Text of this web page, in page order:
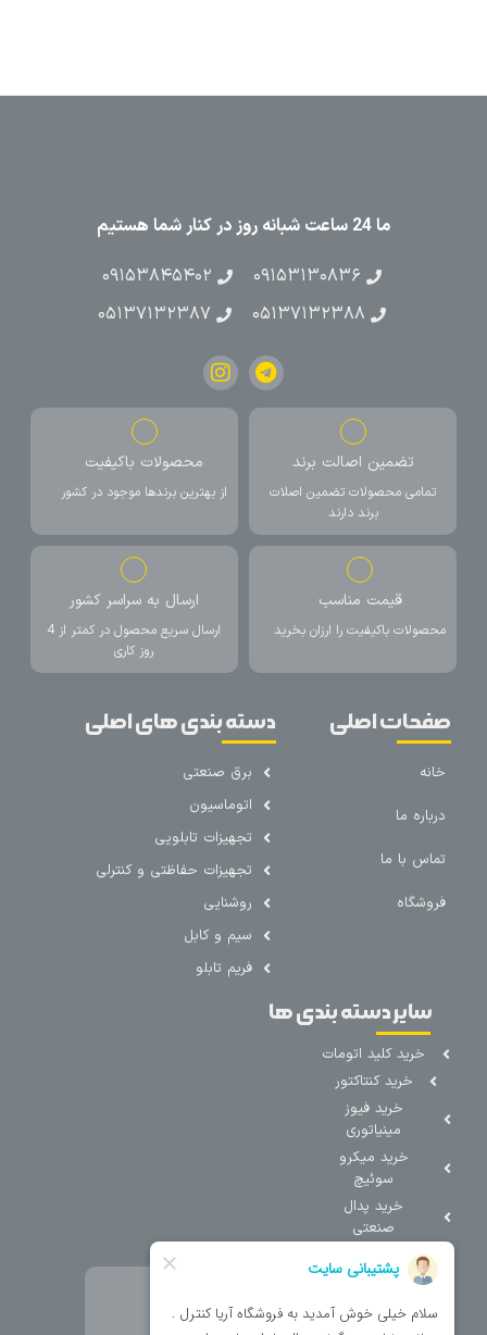
ما 24 ساعت شبانه روز در کنار شما هستیم
۰۹۱۵۳۱۳۰۸۳۶
۰۹۱۵۳۸۴۵۴۰۲
۰۵۱۳۷۱۳۲۳۸۸
۰۵۱۳۷۱۳۲۳۸۷
تضمین اصالت برند
تمامی محصولات تضمین اصلات
برند دارند
محصولات باکیفیت
از بهترین برندها موجود در کشور
قیمت مناسب
محصولات باکیفیت را ارزان بخرید
ارسال به سراسر کشور
ارسال سریع محصول در کمتر از 4
روز کاری
صفحات اصلی
خانه
درباره ما
تماس با ما
فروشگاه
دسته بندی های اصلی
برق صنعتی
اتوماسیون
تجهیزات تابلویی
تجهیزات حفاظتی و کنترلی
روشنایی
سیم و کابل
فریم تابلو
سایر دسته بندی ها
خرید کلید اتومات
خرید کنتاکتور
خرید فیوز
مینیاتوری
خرید میکرو
سوئیچ
خرید پدال
صنعتی